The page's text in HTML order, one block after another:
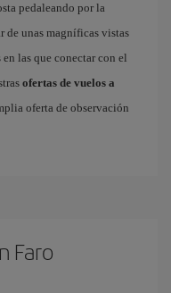
pedaleando por la
de unas magníficas vistas
en las que conectar con el
ofertas de vuelos a
oferta de observación
Faro